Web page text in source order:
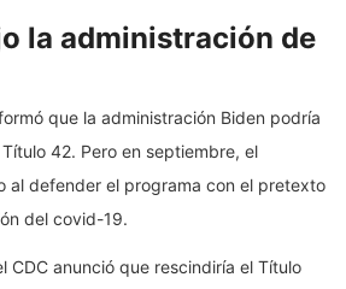
la administración de
que la administración Biden podría
42. Pero en septiembre, el
al defender el programa con el pretexto
del covid-19.
CDC anunció que rescindiría el Título